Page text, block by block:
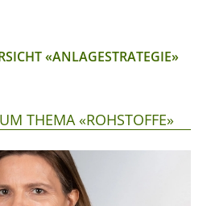
«ANLAGESTRATEGIE»
THEMA «ROHSTOFFE»